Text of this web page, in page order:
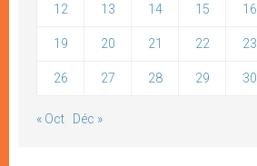
12 13 14 15 16
19 20 21 22 23
26 27 28 29 30
« Oct Déc »